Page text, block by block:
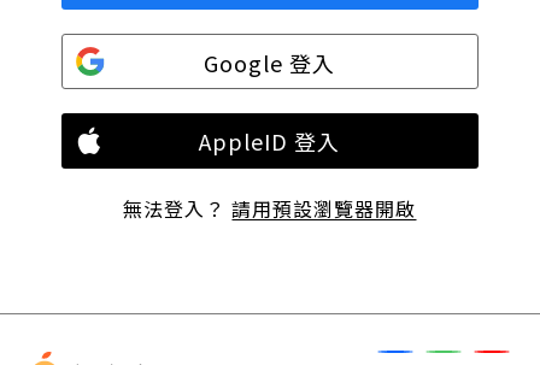
Google 登入
AppleID 登入
無法登入？請用預設瀏覽器開啟